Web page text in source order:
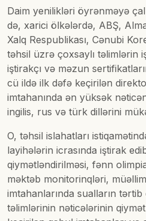
Daim yenilikləri öyrənməyə
də, xarici ölkələrdə, ABŞ,
Xalq Respublikası, Cənubi
təhsil üzrə çoxsaylı təlimlərin
iştirakçı və məzun
cü ildə ilk dəfə keçirilən
imtahanında ən yüksək
ingilis, rus və türk dillərini
O, təhsil islahatları
layihələrin icrasında iştirak
qiymətləndirilməsi, fənn
məktəb monitorinqləri,
imtahanlarında sualların tərtib
təlimlərinin nəticələrinin